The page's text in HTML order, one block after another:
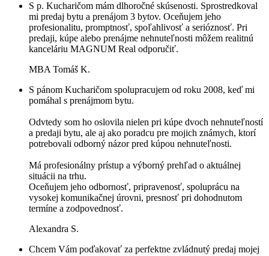
S p. Kucharičom mám dlhoročné skúsenosti. Sprostredkoval
mi predaj bytu a prenájom 3 bytov. Oceňujem jeho
profesionalitu, promptnosť, spoľahlivosť a serióznosť. Pri
predaji, kúpe alebo prenájme nehnuteľnosti môžem realitnú
kanceláriu MAGNUM Real odporučiť.
MBA Tomáš K.
S pánom Kucharičom spolupracujem od roku 2008, keď mi
pomáhal s prenájmom bytu.
Odvtedy som ho oslovila nielen pri kúpe dvoch nehnuteľností
a predaji bytu, ale aj ako poradcu pre mojich známych, ktorí
potrebovali odborný názor pred kúpou nehnuteľnosti.
Má profesionálny prístup a výborný prehľad o aktuálnej
situácii na trhu.
Oceňujem jeho odbornosť, pripravenosť, spoluprácu na
vysokej komunikačnej úrovni, presnosť pri dohodnutom
termíne a zodpovednosť.
Alexandra S.
Chcem Vám poďakovať za perfektne zvládnutý predaj mojej